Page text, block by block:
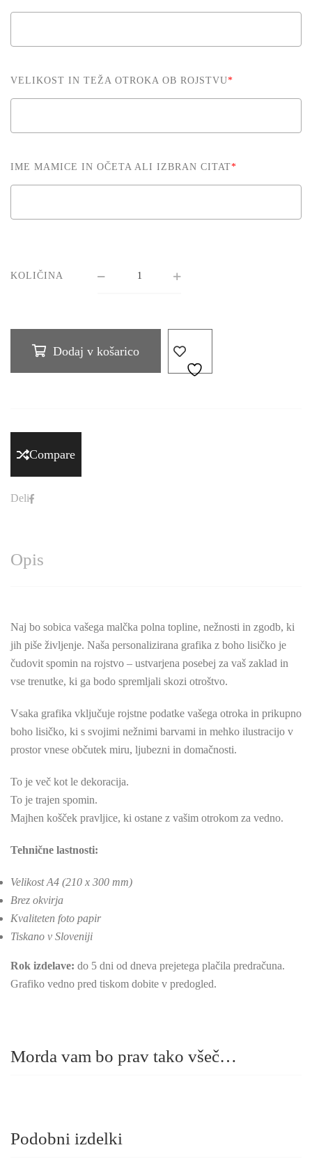
VELIKOST IN TEŽA OTROKA OB ROJSTVU*
IME MAMICE IN OČETA ALI IZBRAN CITAT*
KOLIČINA
Dodaj v košarico
Compare
Deli
Opis
Naj bo sobica vašega malčka polna topline, nežnosti in zgodb, ki
jih piše življenje. Naša personalizirana grafika z boho lisičko je
čudovit spomin na rojstvo – ustvarjena posebej za vaš zaklad in
vse trenutke, ki ga bodo spremljali skozi otroštvo.
Vsaka grafika vključuje rojstne podatke vašega otroka in prikupno
boho lisičko, ki s svojimi nežnimi barvami in mehko ilustracijo v
prostor vnese občutek miru, ljubezni in domačnosti.
To je več kot le dekoracija.
To je trajen spomin.
Majhen košček pravljice, ki ostane z vašim otrokom za vedno.
Tehnične lastnosti:
Velikost A4 (210 x 300 mm)
Brez okvirja
Kvaliteten foto papir
Tiskano v Sloveniji
Rok izdelave: do 5 dni od dneva prejetega plačila predračuna.
Grafiko vedno pred tiskom dobite v predogled.
Morda vam bo prav tako všeč…
Podobni izdelki